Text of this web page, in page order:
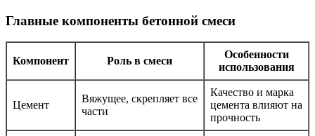
Главные компоненты бетонной смеси
Компонент Роль в смеси
Особенности
использования
Цемент
Вяжущее, скрепляет все
части
Качество и марка
цемента влияют на
прочность